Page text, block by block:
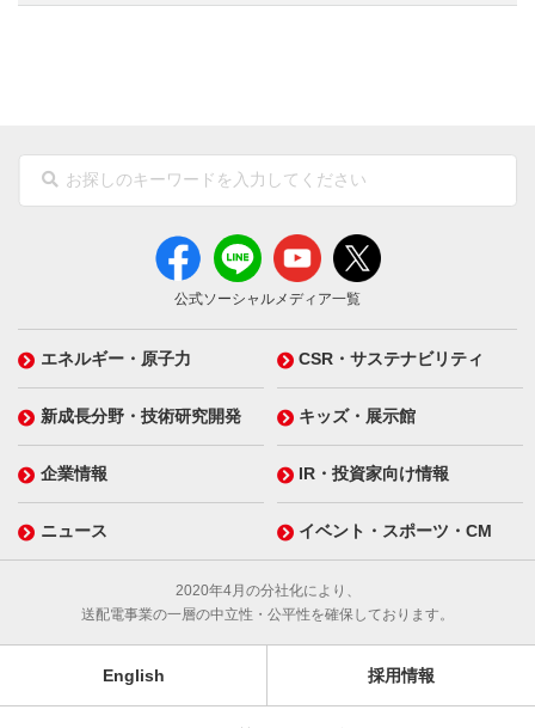
公式ソーシャルメディア一覧
エネルギー・原子力 CSR・サステナビリティ
新成長分野・技術研究開発 キッズ・展示館
企業情報 IR・投資家向け情報
ニュース イベント・スポーツ・CM
2020年4月の分社化により、
送配電事業の一層の中立性・公平性を確保しております。
English 採用情報